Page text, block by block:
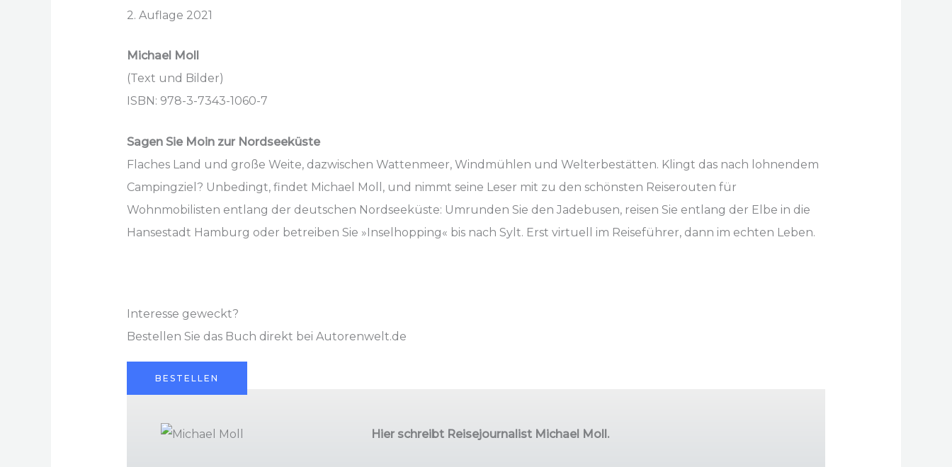
2. Auflage 2021
Michael Moll
(Text und Bilder)
ISBN: 978-3-7343-1060-7
Sagen Sie Moin zur Nordseeküste
Flaches Land und große Weite, dazwischen Wattenmeer, Windmühlen und Welterbestätten. Klingt das nach lohnendem
Campingziel? Unbedingt, findet Michael Moll, und nimmt seine Leser mit zu den schönsten Reiserouten für
Wohnmobilisten entlang der deutschen Nordseeküste: Umrunden Sie den Jadebusen, reisen Sie entlang der Elbe in die
Hansestadt Hamburg oder betreiben Sie »Inselhopping« bis nach Sylt. Erst virtuell im Reiseführer, dann im echten Leben.
Interesse geweckt?
Bestellen Sie das Buch direkt bei Autorenwelt.de
BESTELLEN
Hier schreibt Reisejournalist Michael Moll.